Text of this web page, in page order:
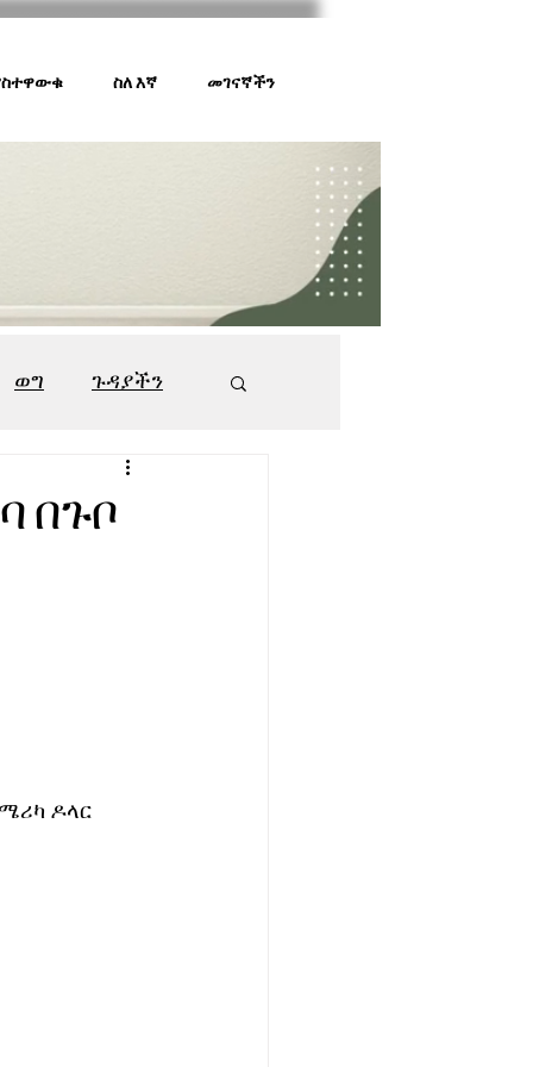
ስለ እኛ መገናኛችን
ወግ ጉዳያችን
547
በጉቦ
ዶላር